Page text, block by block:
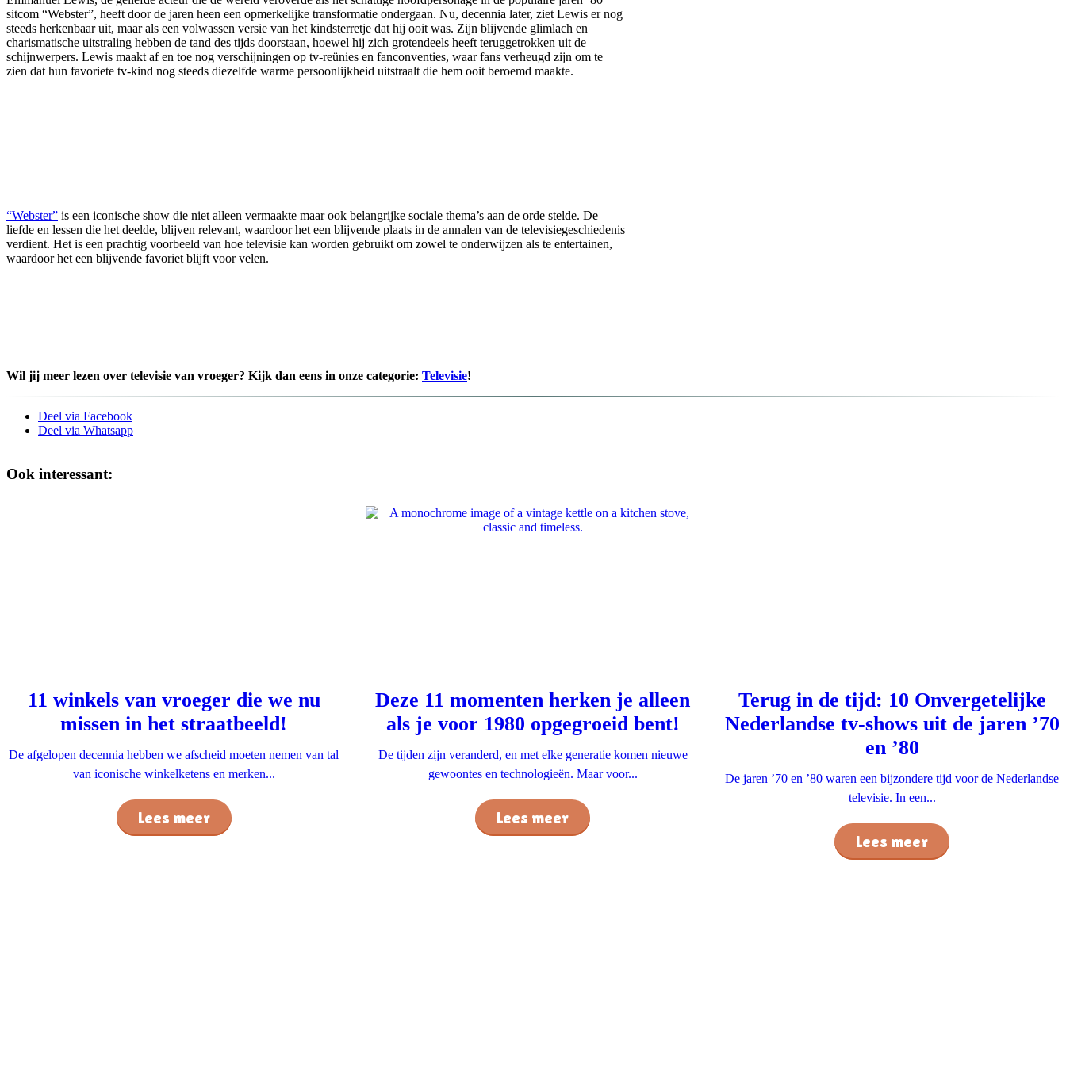
sitcom “Webster”, heeft door de jaren heen een opmerkelijke transformatie ondergaan. Nu, decennia later, ziet Lewis er nog
steeds herkenbaar uit, maar als een volwassen versie van het kindsterretje dat hij ooit was. Zijn blijvende glimlach en
charismatische uitstraling hebben de tand des tijds doorstaan, hoewel hij zich grotendeels heeft teruggetrokken uit de
schijnwerpers. Lewis maakt af en toe nog verschijningen op tv-reünies en fanconventies, waar fans verheugd zijn om te
zien dat hun favoriete tv-kind nog steeds diezelfde warme persoonlijkheid uitstraalt die hem ooit beroemd maakte.
“Webster” is een iconische show die niet alleen vermaakte maar ook belangrijke sociale thema’s aan de orde stelde. De
liefde en lessen die het deelde, blijven relevant, waardoor het een blijvende plaats in de annalen van de televisiegeschiedenis
verdient. Het is een prachtig voorbeeld van hoe televisie kan worden gebruikt om zowel te onderwijzen als te entertainen,
waardoor het een blijvende favoriet blijft voor velen.
Wil jij meer lezen over televisie van vroeger? Kijk dan eens in onze categorie: Televisie!
Deel via Facebook
Deel via Whatsapp
Ook interessant:
11 winkels van vroeger die we nu
missen in het straatbeeld!
De afgelopen decennia hebben we afscheid moeten nemen van tal
van iconische winkelketens en merken...
Lees meer
Deze 11 momenten herken je alleen
als je voor 1980 opgegroeid bent!
De tijden zijn veranderd, en met elke generatie komen nieuwe
gewoontes en technologieën. Maar voor...
Lees meer
Terug in de tijd: 10 Onvergetelijke
Nederlandse tv-shows uit de jaren ’70
en ’80
De jaren ’70 en ’80 waren een bijzondere tijd voor de Nederlandse
televisie. In een...
Lees meer